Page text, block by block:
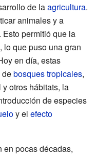
de laagricultura.
animales y a
permitió que la
que puso una gran
en día, estas
debosques tropicales,
otros hábitats, la
de especies
y el efecto
en pocas décadas,